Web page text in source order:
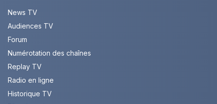
News TV
Audiences TV
Forum
Numérotation des chaînes
Replay TV
Radio en ligne
Historique TV